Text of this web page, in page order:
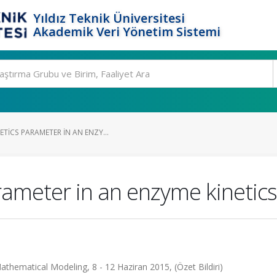
Yıldız Teknik Üniversitesi
Akademik Veri Yönetim Sistemi
PARAMETER IN AN ENZY...
in an enzyme kinetics
Modeling, 8 - 12 Haziran 2015, (Özet Bildiri)